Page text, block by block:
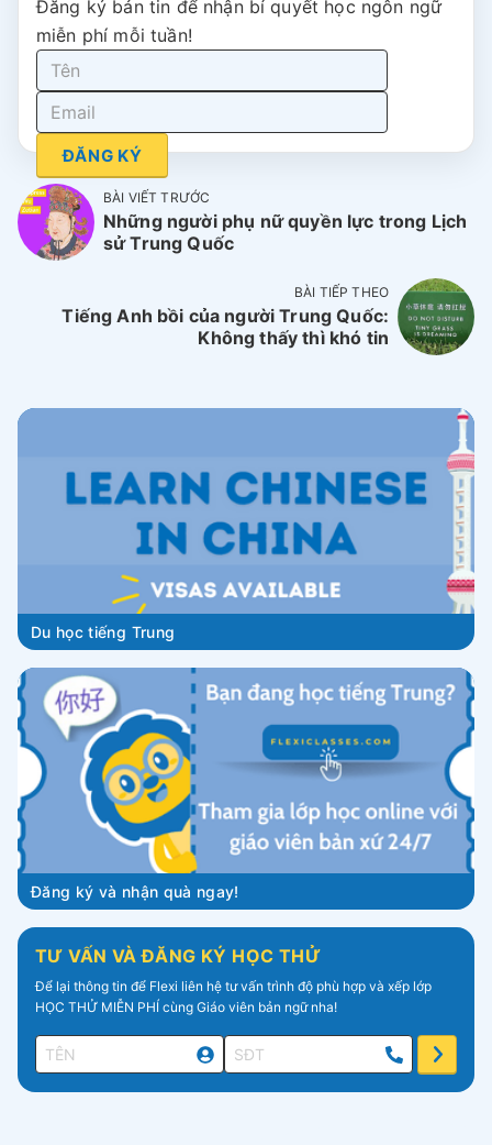
Đăng ký bản tin để nhận bí quyết học ngôn ngữ
miễn phí mỗi tuần!
ĐĂNG KÝ
BÀI VIẾT TRƯỚC
Những người phụ nữ quyền lực trong Lịch
sử Trung Quốc
BÀI TIẾP THEO
Tiếng Anh bồi của người Trung Quốc:
Không thấy thì khó tin
Du học tiếng Trung
Đăng ký và nhận quà ngay!
TƯ VẤN VÀ ĐĂNG KÝ HỌC THỬ
Để lại thông tin để Flexi liên hệ tư vấn trình độ phù hợp và xếp lớp
HỌC THỬ MIỄN PHÍ cùng Giáo viên bản ngữ nha!